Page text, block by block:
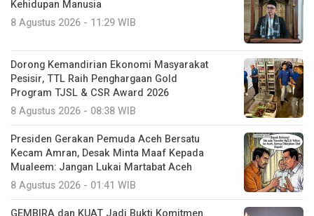
Dorong Kemandirian Ekonomi Masyarakat
Pesisir, TTL Raih Penghargaan Gold
8 Agustus 2026 - 08:38 WIB
Presiden Gerakan Pemuda Aceh Bersatu
Kecam Amran, Desak Minta Maaf Kepada
Mualeem: Jangan Lukai Martabat Aceh
8 Agustus 2026 - 01:41 WIB
GEMBIRA dan KUAT Jadi Bukti Komitmen
IPCC, Raih Penghargaan TJSL 2026
7 Agustus 2026 - 23:18 WIB